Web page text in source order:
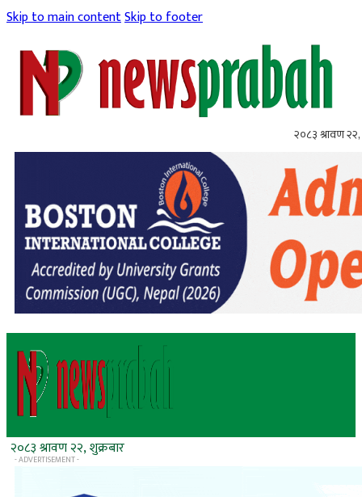
Skip to main contentSkip to footer
२०८३ श्रावण २२,
२०८३ श्रावण २२, शुक्रबार
- ADVERTISEMENT -